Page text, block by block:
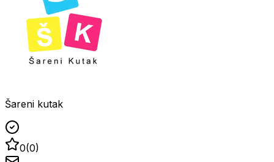
Šareni kutak
0(0)